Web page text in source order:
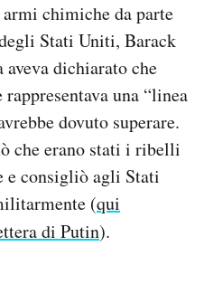
chimiche da parte
Stati Uniti, Barack
dichiarato che
una “linea
dovuto superare.
che erano stati i ribelli
e consigliò agli Stati
(qui
di Putin).